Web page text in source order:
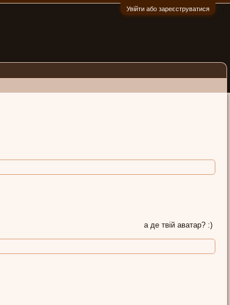
Увійти або зареєструватися
а де твій аватар? :)